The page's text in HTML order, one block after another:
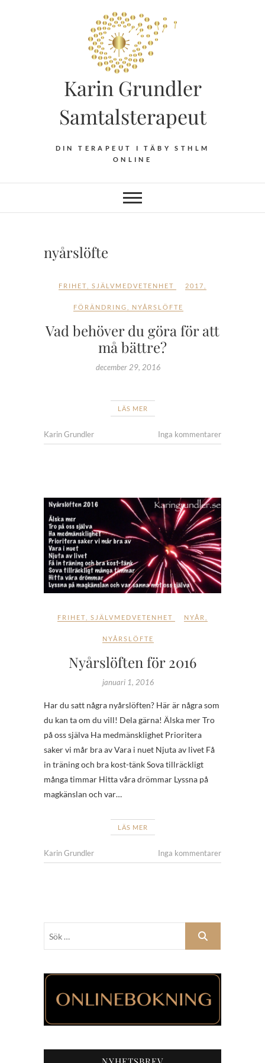
Karin Grundler
Samtalsterapeut
DIN TERAPEUT I TÄBY STHLM
ONLINE
nyårslöfte
FRIHET SJÄLVMEDVETENHET 2017
FÖRÄNDRING NYÅRSLÖFTE
Vad behöver du göra för att
må bättre?
december 29, 2016
LÄS MER
Karin Grundler Inga kommentarer
FRIHET SJÄLVMEDVETENHET NYÅR
NYÅRSLÖFTE
Nyårslöften för 2016
januari 1, 2016
Har du satt några nyårslöften? Här är några som
du kan ta om du vill! Dela gärna! Älska mer Tro
på oss själva Ha medmänsklighet Prioritera
saker vi mår bra av Vara i nuet Njuta av livet Få
in träning och bra kost-tänk Sova tillräckligt
många timmar Hitta våra drömmar Lyssna på
magkänslan och var…
LÄS MER
Karin Grundler Inga kommentarer